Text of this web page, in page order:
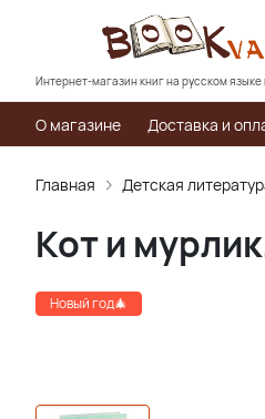
Интернет-магазин книг на русском языке
О магазине Доставка и
Главная Детская
Кот и
Новый год🎄